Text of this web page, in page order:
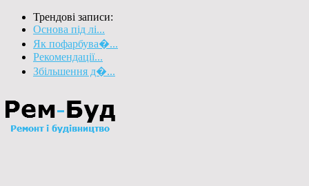
Трендові записи:
Основа під лі...
Як пофарбува�...
Рекомендації...
Збільшення д�...